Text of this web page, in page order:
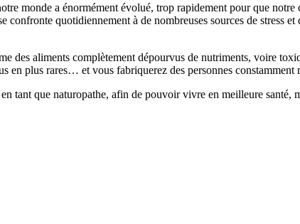
monde a énormément évolué, trop rapidement pour que
confronte quotidiennement à de nombreuses sources de stress
des aliments complètement dépourvus de nutriments, voire
en plus rares… et vous fabriquerez des personnes constamment
tant que naturopathe, afin de pouvoir vivre en meilleure santé,